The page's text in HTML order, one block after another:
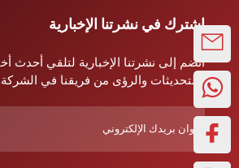
اشترك في نشرتنا الإخبارية
انضم إلى نشرتنا الإخبارية لتلقي أحدث
والتحديثات والرؤى من فريقنا في الشركة.